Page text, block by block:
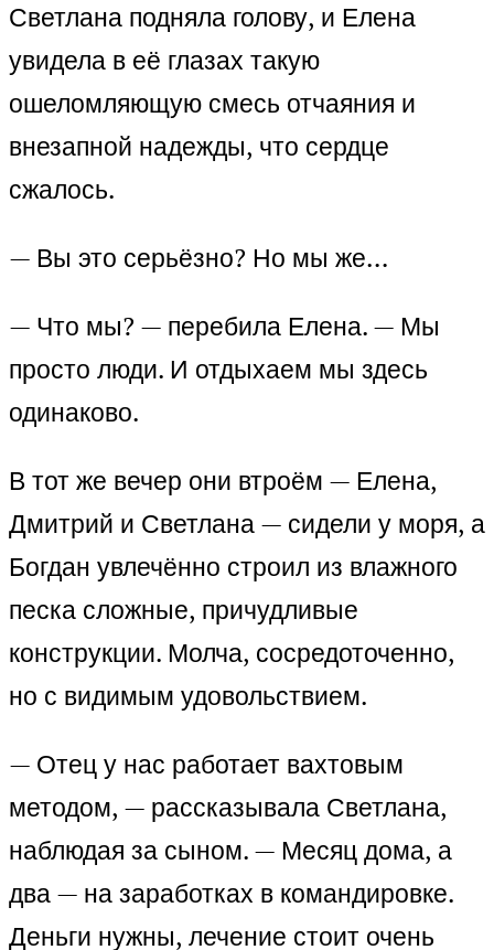
Светлана подняла голову, и Елена
увидела в её глазах такую
ошеломляющую смесь отчаяния и
внезапной надежды, что сердце
сжалось.
— Вы это серьёзно? Но мы же…
— Что мы? — перебила Елена. — Мы
просто люди. И отдыхаем мы здесь
одинаково.
В тот же вечер они втроём — Елена,
Дмитрий и Светлана — сидели у моря, а
Богдан увлечённо строил из влажного
песка сложные, причудливые
конструкции. Молча, сосредоточенно,
но с видимым удовольствием.
— Отец у нас работает вахтовым
методом, — рассказывала Светлана,
наблюдая за сыном. — Месяц дома, а
два — на заработках в командировке.
Деньги нужны, лечение стоит очень